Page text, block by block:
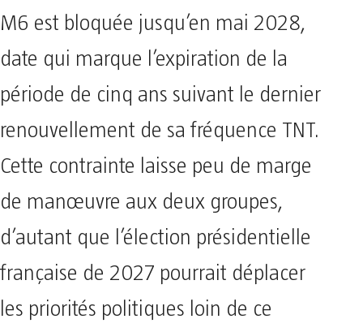
M6 est bloquée jusqu’en mai 2028,
date qui marque l’expiration de la
période de cinq ans suivant le dernier
renouvellement de sa fréquence TNT.
Cette contrainte laisse peu de marge
de manœuvre aux deux groupes,
d’autant que l’élection présidentielle
française de 2027 pourrait déplacer
les priorités politiques loin de ce